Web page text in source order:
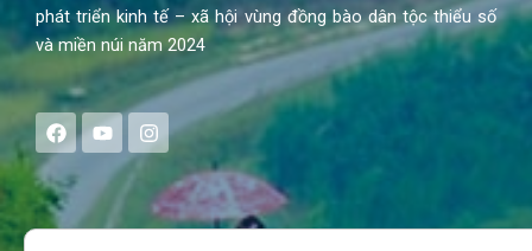
phát triển kinh tế – xã hội vùng đồng bào dân tộc thiểu số
và miền núi năm 2024
F
a
e
b
o
Y
o
t
u
b
I
n
s
a
g
Search